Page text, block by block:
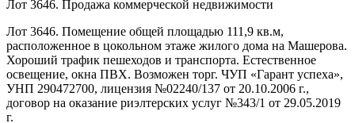
Лот 3646. Продажа коммерческой недвижимости
Лот 3646. Помещение общей площадью 111,9 кв.м,
расположенное в цокольном этаже жилого дома на Машерова.
Хороший трафик пешеходов и транспорта. Естественное
освещение, окна ПВХ. Возможен торг. ЧУП «Гарант успеха»,
УНП 290472700, лицензия №02240/137 от 20.10.2006 г.,
договор на оказание риэлтерских услуг №343/1 от 29.05.2019
г.